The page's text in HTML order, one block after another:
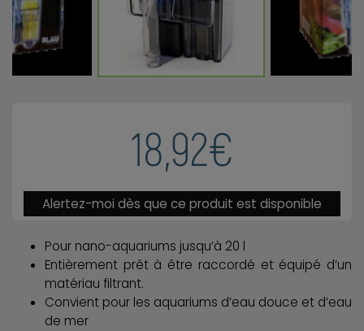
18,92€
Alertez-moi dès que ce produit est disponible
Pour nano-aquariums jusqu’à 20 l
Entièrement prêt à être raccordé et équipé d’un
matériau filtrant.
Convient pour les aquariums d’eau douce et d’eau
de mer